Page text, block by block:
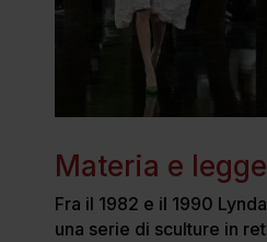
Materia e
Fra il 1982 e il 1990
una serie di sculture in